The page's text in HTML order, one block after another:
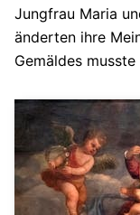
Jungfrau Maria
änderten ihre
Gemäldes